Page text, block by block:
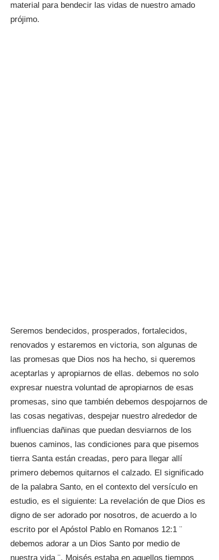
material para bendecir las vidas de nuestro amado
prójimo.
Seremos bendecidos, prosperados, fortalecidos,
renovados y estaremos en victoria, son algunas de
las promesas que Dios nos ha hecho, si queremos
aceptarlas y apropiarnos de ellas. debemos no solo
expresar nuestra voluntad de apropiarnos de esas
promesas, sino que también debemos despojarnos de
las cosas negativas, despejar nuestro alrededor de
influencias dañinas que puedan desviarnos de los
buenos caminos, las condiciones para que pisemos
tierra Santa están creadas, pero para llegar allí
primero debemos quitarnos el calzado. El significado
de la palabra Santo, en el contexto del versículo en
estudio, es el siguiente: La revelación de que Dios es
digno de ser adorado por nosotros, de acuerdo a lo
escrito por el Apóstol Pablo en Romanos 12:1 ¨
debemos adorar a un Dios Santo por medio de
nuestra vida ¨. Moisés estaba en aquellos tiempos